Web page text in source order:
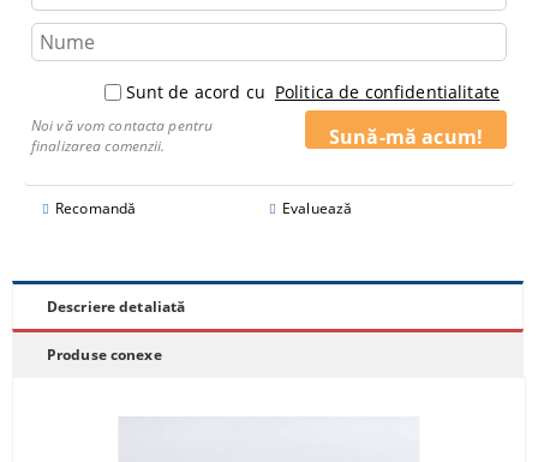
Sunt de acord cu Politica de confidentialitate
Noi vă vom contacta pentru
finalizarea comenzii.
Recomandă Evaluează
Descriere detaliată
Produse conexe